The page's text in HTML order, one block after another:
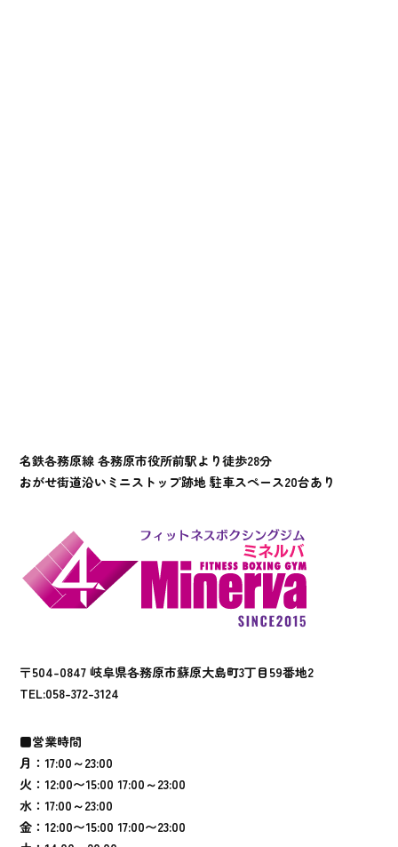
〒504-0847 岐阜県各務原市蘇原大島町3丁目59番地2
TEL:058-372-3124
■営業時間
月：17:00～23:00
火：12:00〜15:00 17:00～23:00
水：17:00～23:00
金：12:00〜15:00 17:00〜23:00
名鉄各務原線 各務原市役所前駅より徒歩28分
おがせ街道沿いミニストップ跡地 駐車スペース20台あり